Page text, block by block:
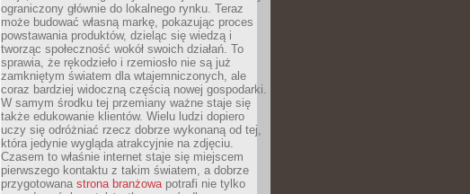
ograniczony głównie do lokalnego rynku. Teraz
może budować własną markę, pokazując proces
powstawania produktów, dzieląc się wiedzą i
tworząc społeczność wokół swoich działań. To
sprawia, że rękodzieło i rzemiosło nie są już
zamkniętym światem dla wtajemniczonych, ale
coraz bardziej widoczną częścią nowej gospodarki.
W samym środku tej przemiany ważne staje się
także edukowanie klientów. Wielu ludzi dopiero
uczy się odróżniać rzecz dobrze wykonaną od tej,
która jedynie wygląda atrakcyjnie na zdjęciu.
Czasem to właśnie internet staje się miejscem
pierwszego kontaktu z takim światem, a dobrze
przygotowana strona branżowapotrafi nie tylko